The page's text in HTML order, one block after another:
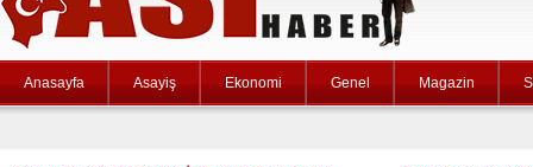
Anasayfa Asayiş Ekonomi Genel Magazin